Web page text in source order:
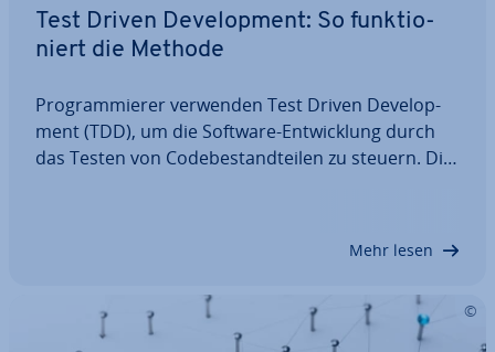
Test Driven De­ve­lo­p­ment: So funk­tio­
niert die Methode
Pro­gram­mie­rer verwenden Test Driven De­ve­lo­p­
ment (TDD), um die Software-Ent­wick­lung durch
das Testen von Code­be­stand­tei­len zu steuern. Die
Mehr lesen